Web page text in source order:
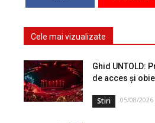
Cele mai vizualizate
Ghid UNTOLD:
de acces și
Stiri 05/08/2026